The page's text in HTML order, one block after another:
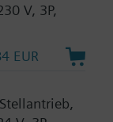
V, 3P,
EUR